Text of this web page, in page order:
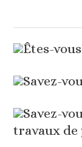
Êtes-
Savez-
Savez-
travaux de